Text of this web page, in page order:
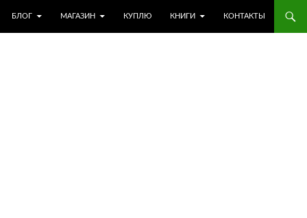
БЛОГ МАГАЗИН КУПЛЮ КНИГИ КОНТАКТЫ